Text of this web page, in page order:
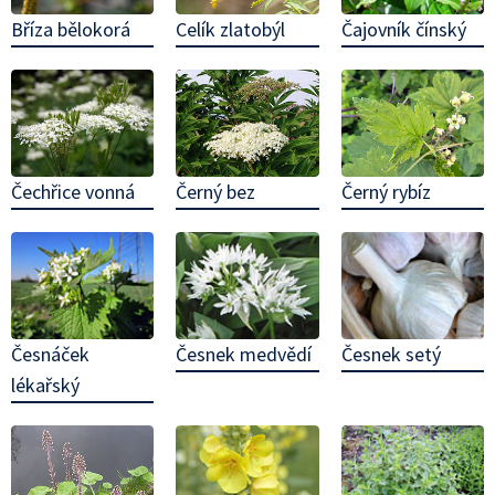
Bříza bělokorá Celík zlatobýl Čajovník čínský
Čechřice vonná Černý bez Černý rybíz
Česnáček
lékařský
Česnek medvědí Česnek setý